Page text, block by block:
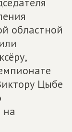
областной
Цыбе
на